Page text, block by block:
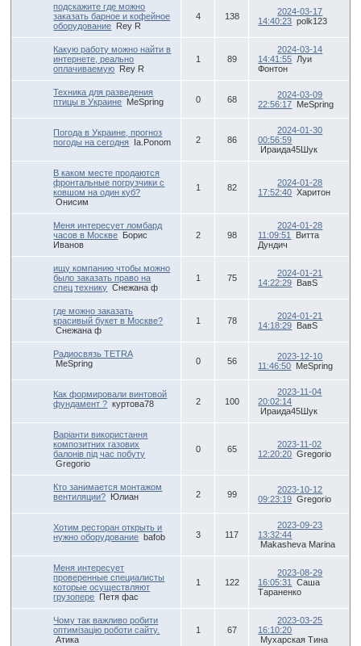
подскажите где можно
заказать барное и кофейное
оборудование
Rey R
4 138
2024-03-17
14:40:23 polk123
Какую работу можно найти в
интернете, реально
оплачиваемую
Rey R
1 89
2024-03-14
14:41:55 Луи
Фонтон
Техника для разведения
птицы в Украине MeSpring 0 68
2024-03-09
22:56:17 MeSpring
Погода в Украине, прогноз
погоды на сегодня
Ia.Ponom 2 86
2024-01-30
00:56:59
Ираида45Шук
В каком месте продаются
фронтальные погрузчики с
ковшом на один куб?
Онисим
1 82
2024-01-28
17:52:40 Харитон
Меня интересует ломбард
часов в Москве
Борис
Иванов
2 98
2024-01-28
11:09:51
Витта
Дундич
ищу компанию чтобы можно
было заказать право на
спец технику Снежана ф
1 75
2024-01-21
14:22:29
ВавS
где можно заказать
красивый букет в Москве?
Снежана ф
1 78
2024-01-21
14:18:29
ВавS
Радиосвязь TETRA
MeSpring
0 56
2023-12-10
11:46:50 MeSpring
Как формировали винтовой
фундамент ? куртова78 2 100
2023-11-04
20:02:14
Ираида45Шук
Варіанти використання
композитних газових
балонів під час побуту
Gregorio
0 65
2023-11-02
12:20:20 Gregorio
Кто занимается монтажом
вентиляции?
Юлиан 2 99
2023-10-12
09:23:19 Gregorio
Хотим ресторан открыть и
нужно оборудование bafob 3 117
2023-09-23
13:32:44
Makasheva Marina
Меня интересует
проверенные специалисты
которые осуществляют
грузопере
Петя фас
1 122
2023-08-29
16:05:31
Саша
Тараненко
Чому так важливо робити
оптимізацію роботи сайту.
Атика
1 67
2023-03-25
16:10:20
Мухарская Тина